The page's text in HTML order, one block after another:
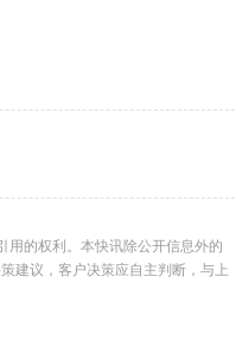
用的权利。本快讯除公开信息外的
建议，客户决策应自主判断，与上